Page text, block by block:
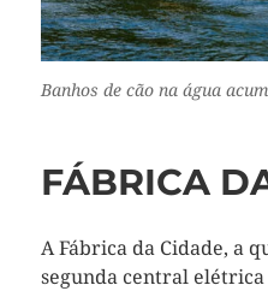
Banhos de cão na água
FÁBRICA
A Fábrica da Cidade, a
segunda central elétrica